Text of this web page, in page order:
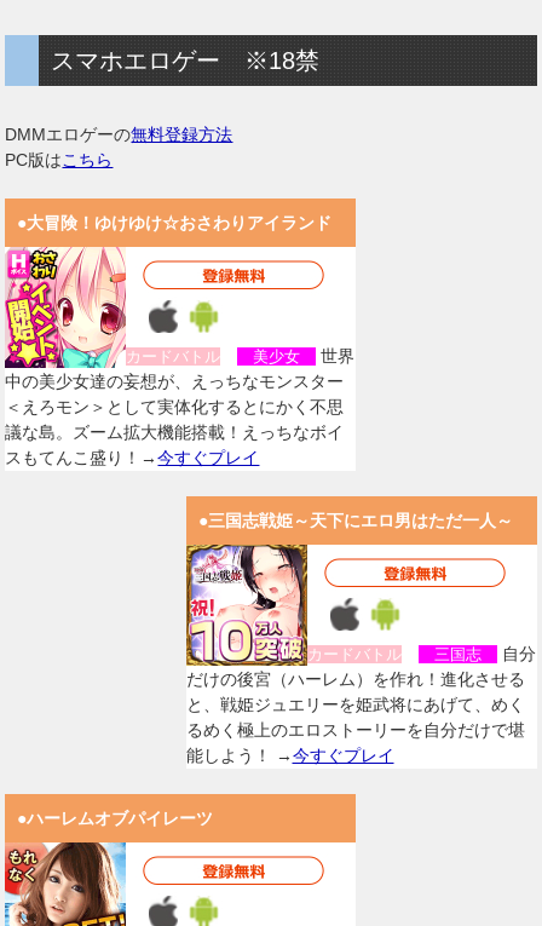
スマホエロゲー ※18禁
DMMエロゲーの無料登録方法
PC版はこちら
●大冒険！ゆけゆけ☆おさわりアイランド
カードバトル 美少女
世界
中の美少女達の妄想が、えっちなモンスター
＜えろモン＞として実体化するとにかく不思
議な島。ズーム拡大機能搭載！えっちなボイ
スもてんこ盛り！→今すぐプレイ
●三国志戦姫～天下にエロ男はただ一人～
カードバトル 三国志
自分
だけの後宮（ハーレム）を作れ！進化させる
と、戦姫ジュエリーを姫武将にあげて、めく
るめく極上のエロストーリーを自分だけで堪
能しよう！ →今すぐプレイ
●ハーレムオブパイレーツ